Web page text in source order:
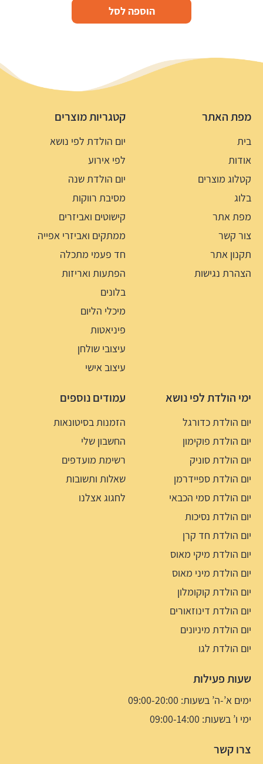
הוספה לסל
מפת האתר
בית
אודות
קטלוג מוצרים
בלוג
מפת אתר
צור קשר
תקנון אתר
הצהרת נגישות
קטגריות מוצרים
יום הולדת לפי נושא
לפי אירוע
יום הולדת שנה
מסיבת רווקות
קישוטים ואביזרים
ממתקים ואביזרי אפייה
חד פעמי מתכלה
הפתעות ואריזות
בלונים
מיכלי הליום
פיניאטות
עיצובי שולחן
עיצוב אישי
ימי הולדת לפי נושא
יום הולדת כדורגל
יום הולדת פוקימון
יום הולדת סוניק
יום הולדת ספיידרמן
יום הולדת סמי הכבאי
יום הולדת נסיכות
יום הולדת חד קרן
יום הולדת מיקי מאוס
יום הולדת מיני מאוס
יום הולדת קוקומלון
יום הולדת דינוזאורים
יום הולדת מיניונים
יום הולדת לגו
עמודים נוספים
הזמנות בסיטונאות
החשבון שלי
רשימת מועדפים
שאלות ותשובות
לחגוג אצלנו
שעות פעילות
ימים א’-ה’ בשעות: 09:00-20:00
ימי ו’ בשעות: 09:00-14:00
צרו קשר